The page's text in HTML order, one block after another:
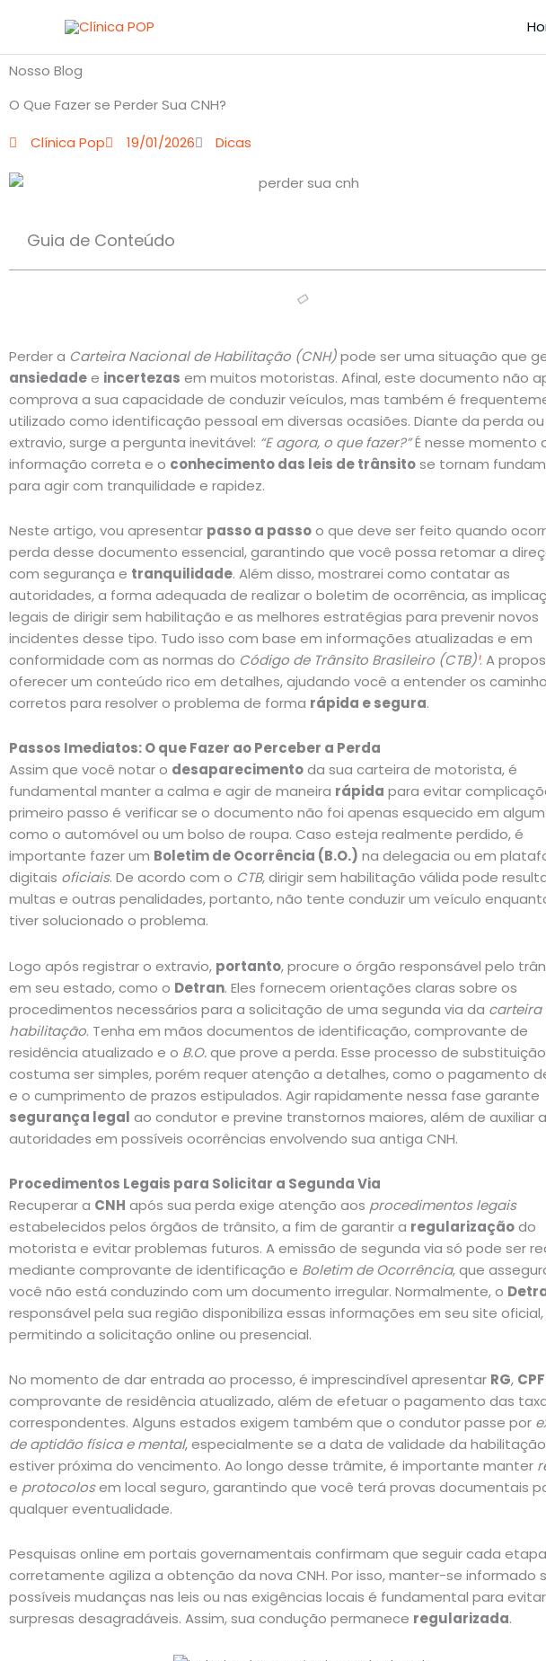
o
conteúdo
Nosso Blog
O Que Fazer se Perder Sua CNH?
Clínica Pop
19/01/2026 Dicas
Guia de Conteúdo
Perder a Carteira Nacional de Habilitação (CNH)pode ser uma situação que
ansiedadee incertezas em muitos motoristas. Afinal, este documento não
comprova a sua capacidade de conduzir veículos, mas também é
utilizado como identificação pessoal em diversas ocasiões. Diante da perda ou
extravio, surge a pergunta inevitável: “E agora, o que fazer?”É nesse momento
informação correta e o conhecimento das leis de trânsitose tornam
para agir com tranquilidade e rapidez.
Neste artigo, vou apresentar passo a passoo que deve ser feito quando
perda desse documento essencial, garantindo que você possa retomar a
com segurança e tranquilidade. Além disso, mostrarei como contatar as
autoridades, a forma adequada de realizar o boletim de ocorrência, as
legais de dirigir sem habilitação e as melhores estratégias para prevenir novos
incidentes desse tipo. Tudo isso com base em informações atualizadas e em
conformidade com as normas do Código de Trânsito Brasileiro (CTB)¹. A
oferecer um conteúdo rico em detalhes, ajudando você a entender os
corretos para resolver o problema de forma rápida e segura.
Passos Imediatos: O que Fazer ao Perceber a Perda
Assim que você notar o desaparecimentoda sua carteira de motorista, é
fundamental manter a calma e agir de maneira rápida para evitar
primeiro passo é verificar se o documento não foi apenas esquecido em
como o automóvel ou um bolso de roupa. Caso esteja realmente perdido, é
importante fazer um Boletim de Ocorrência (B.O.) na delegacia ou em
digitais oficiais. De acordo com o CTB, dirigir sem habilitação válida pode
multas e outras penalidades, portanto, não tente conduzir um veículo
tiver solucionado o problema.
Logo após registrar o extravio, portanto, procure o órgão responsável pelo
em seu estado, como o Detran. Eles fornecem orientações claras sobre os
procedimentos necessários para a solicitação de uma segunda via da carteira
habilitação. Tenha em mãos documentos de identificação, comprovante de
residência atualizado e o B.O.que prove a perda. Esse processo de substituição
costuma ser simples, porém requer atenção a detalhes, como o pagamento
e o cumprimento de prazos estipulados. Agir rapidamente nessa fase garante
segurança legal ao condutor e previne transtornos maiores, além de auxiliar
autoridades em possíveis ocorrências envolvendo sua antiga CNH.
Procedimentos Legais para Solicitar a Segunda Via
Recuperar a CNH após sua perda exige atenção aos procedimentos legais
estabelecidos pelos órgãos de trânsito, a fim de garantir a regularizaçãodo
motorista e evitar problemas futuros. A emissão de segunda via só pode ser
mediante comprovante de identificação e Boletim de Ocorrência, que
você não está conduzindo com um documento irregular. Normalmente, o
responsável pela sua região disponibiliza essas informações em seu site oficial,
permitindo a solicitação online ou presencial.
No momento de dar entrada ao processo, é imprescindível apresentar RG, CPF
comprovante de residência atualizado, além de efetuar o pagamento das
correspondentes. Alguns estados exigem também que o condutor passe por
de aptidão física e mental, especialmente se a data de validade da habilitação
estiver próxima do vencimento. Ao longo desse trâmite, é importante manter
e protocolosem local seguro, garantindo que você terá provas documentais
qualquer eventualidade.
Pesquisas online em portais governamentais confirmam que seguir cada etapa
corretamente agiliza a obtenção da nova CNH. Por isso, manter-se informado
possíveis mudanças nas leis ou nas exigências locais é fundamental para evitar
surpresas desagradáveis. Assim, sua condução permanece regularizada.